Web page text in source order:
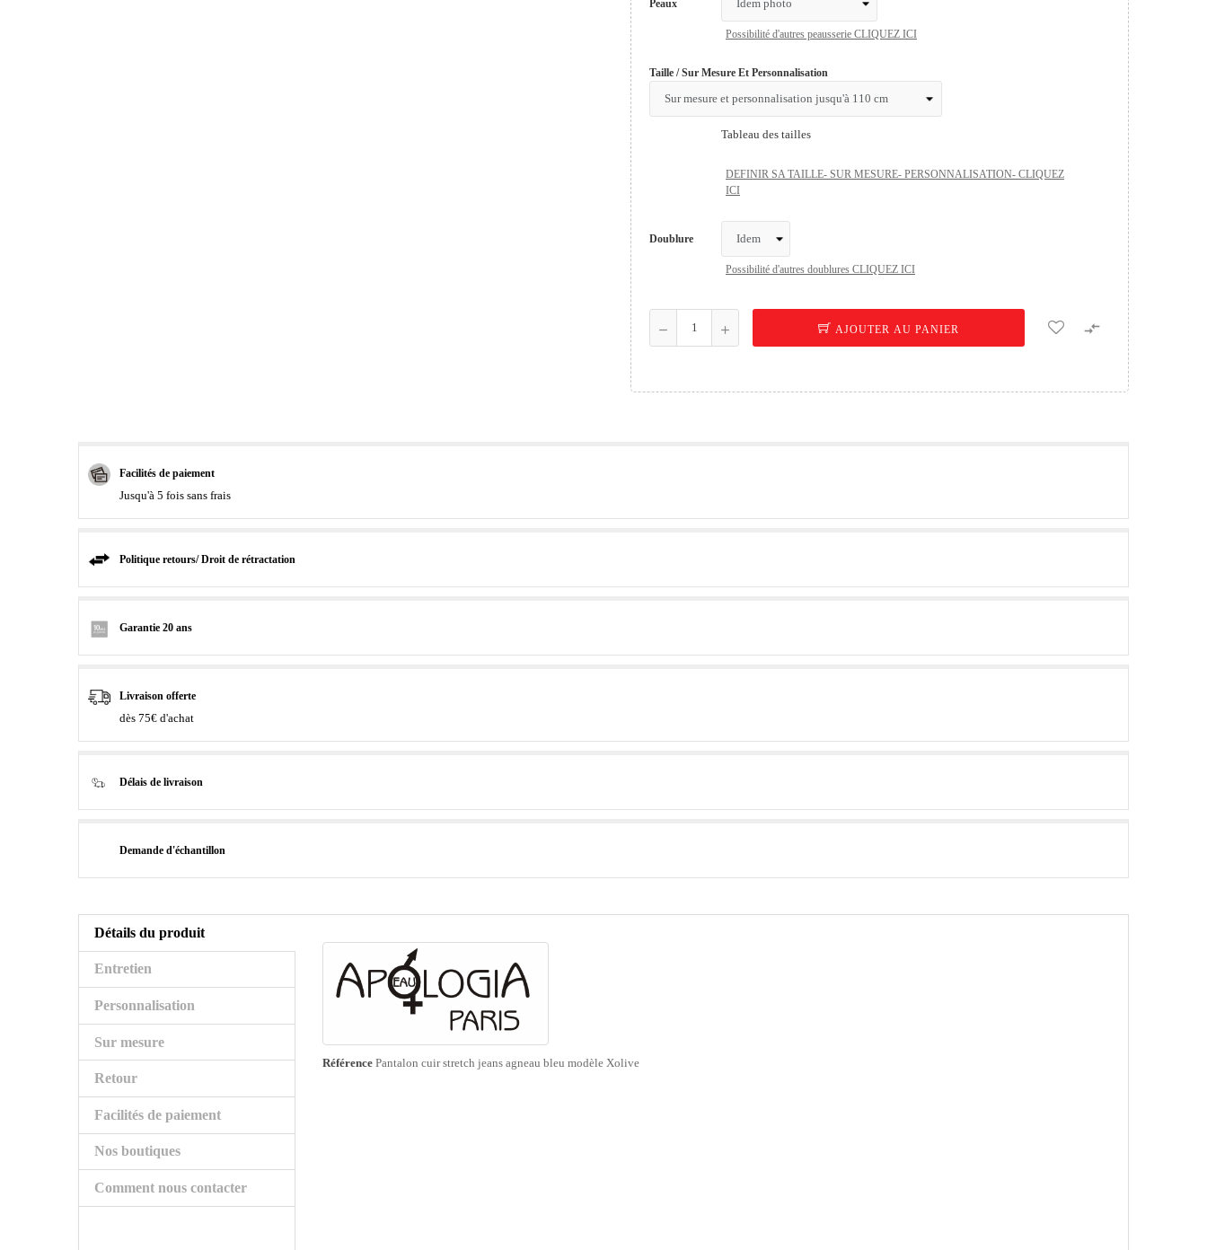
Peaux
Possibilité d'autres peausserie CLIQUEZ ICI
Taille / Sur Mesure Et Personnalisation
Tableau des tailles
DEFINIR SA TAILLE- SUR MESURE- PERSONNALISATION- CLIQUEZ
ICI
Doublure
Possibilité d'autres doublures CLIQUEZ ICI
AJOUTER AU PANIER 
Facilités de paiement
Jusqu'à 5 fois sans frais
Politique retours/ Droit de rétractation
Garantie 20 ans
Livraison offerte
dès 75€ d'achat
Délais de livraison
Demande d'échantillon
Détails du produit
Entretien
Personnalisation
Sur mesure
Retour
Facilités de paiement
Nos boutiques
Comment nous contacter
Référence Pantalon cuir stretch jeans agneau bleu modèle Xolive